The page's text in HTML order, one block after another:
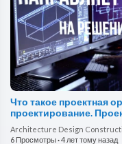
Что такое проектная
проектирование.
Architecture Design
6 Просмотры·4 лет тому назад